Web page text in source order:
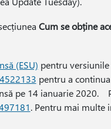
Cum se obține
(ESU) pentru
pentru a
pe 14 ianuarie 2020.
. Pentru mai multe